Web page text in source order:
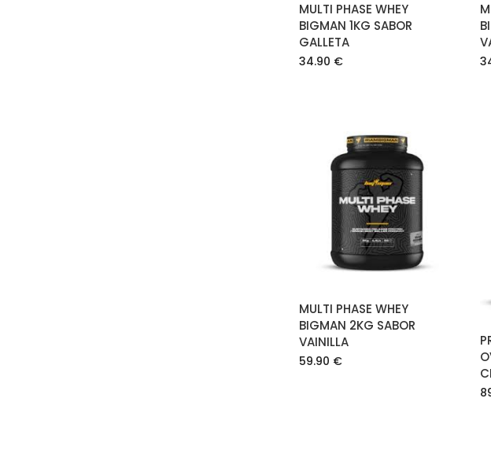
MULTI PHASE WHEY
BIGMAN 1KG SABOR
GALLETA
34.90 €
AÑADIR AL
CARRITO
MULTI PHASE WHEY
BIGMAN 2KG SABOR
VAINILLA
59.90 €